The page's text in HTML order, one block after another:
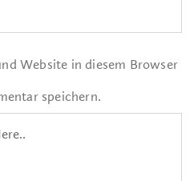
Website in diesem Browser
speichern.